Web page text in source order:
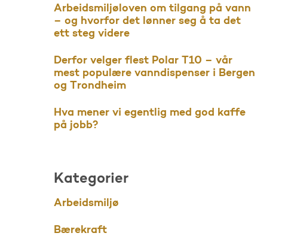
Arbeidsmiljøloven om tilgang på vann
– og hvorfor det lønner seg å ta det
ett steg videre
Derfor velger flest Polar T10 – vår
mest populære vanndispenser i Bergen
og Trondheim
Hva mener vi egentlig med god kaffe
på jobb?
Kategorier
Arbeidsmiljø
Bærekraft